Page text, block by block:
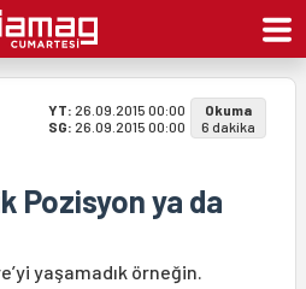
YT: 26.09.2015 00:00
SG: 26.09.2015 00:00
Okuma
6 dakika
Pozisyon ya da
yaşamadık örneğin.